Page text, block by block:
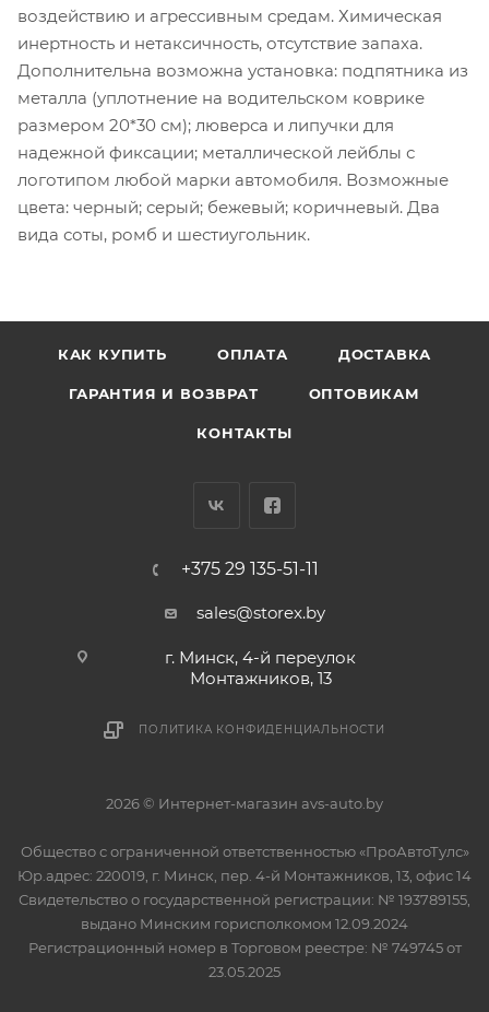
воздействию и агрессивным средам. Химическая
инертность и нетаксичность, отсутствие запаха.
Дополнительна возможна установка: подпятника из
металла (уплотнение на водительском коврике
размером 20*30 см); люверса и липучки для
надежной фиксации; металлической лейблы с
логотипом любой марки автомобиля. Возможные
цвета: черный; серый; бежевый; коричневый. Два
вида соты, ромб и шестиугольник.
КАК КУПИТЬ ОПЛАТА ДОСТАВКА
ГАРАНТИЯ И ВОЗВРАТ ОПТОВИКАМ
КОНТАКТЫ
+375 29 135-51-11
sales@storex.by
г. Минск, 4-й переулок
Монтажников, 13
ПОЛИТИКА КОНФИДЕНЦИАЛЬНОСТИ
2026 © Интернет-магазин avs-auto.by
Общество с ограниченной ответственностью «ПроАвтоТулс»
Юр.адрес: 220019, г. Минск, пер. 4-й Монтажников, 13, офис 14
Свидетельство о государственной регистрации: № 193789155,
выдано Минским горисполкомом 12.09.2024
Регистрационный номер в Торговом реестре: № 749745 от
23.05.2025